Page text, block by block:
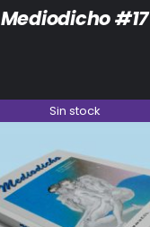
Mediodicho #17
Sin stock